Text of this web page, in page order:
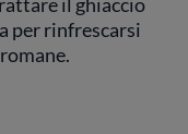
per rinfrescarsi